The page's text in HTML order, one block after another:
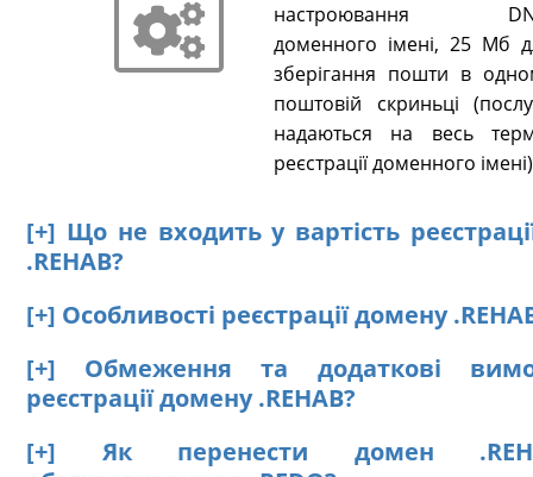
настроювання
доменного імені, 25 Мб
зберігання пошти в
поштовій скриньці
надаються на весь
реєстрації доменного
[+] Що не входить у вартість
.REHAB?
[+] Особливості реєстрації домену
[+] Обмеження та додаткові
реєстрації домену .REHAB?
[+] Як перенести домен